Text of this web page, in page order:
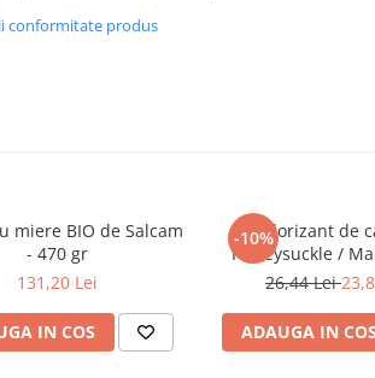
conformitate produs
miere BIO de Salcam
- 470 gr
131,20 Lei
IN COS
-10%Odorizant de
Honeysuckle /
Domnului -
26,44 Lei
ADAUGA IN COS